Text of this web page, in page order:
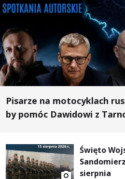
Pisarze na motocyklach
by pomóc Dawidowi z
Święto
sierpnia